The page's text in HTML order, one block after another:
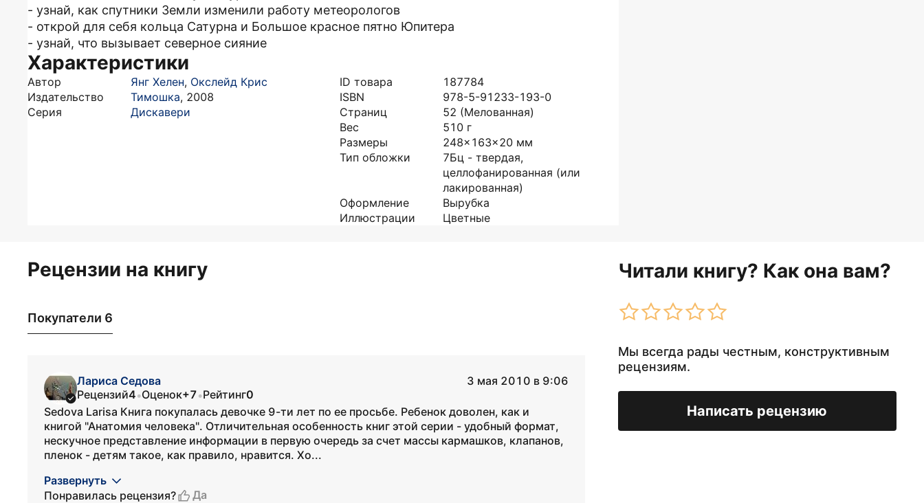
- узнай, как спутники Земли изменили работу метеорологов
- открой для себя кольца Сатурна и Большое красное пятно Юпитера
- узнай, что вызывает северное сияние
Характеристики
Автор Янг Хелен, Окслейд Крис
Издательство
Тимошка, 2008
Серия
Дискавери
ID товара
187784
ISBN
978-5-91233-193-0
Страниц
52 (Мелованная)
Вес
510 г
Размеры
248x163x20 мм
Тип обложки
7Бц - твердая,
целлофанированная (или
лакированная)
Оформление
Вырубка
Иллюстрации
Цветные
Рецензии на книгу Читали книгу? Как она вам?
Мы всегда рады честным, конструктивным
рецензиям.
Написать рецензию
Покупатели 6
Лариса Седова
3 мая 2010 в 9:06
Рецензий4•Оценок+7•Рейтинг0
Sedova Larisa Книга покупалась девочке 9-ти лет по ее просьбе. Ребенок доволен, как и
книгой "Анатомия человека". Отличительная особенность книг этой серии - удобный формат,
нескучное представление информации в первую очередь за счет массы кармашков, клапанов,
пленок - детям такое, как правило, нравится. Хо...
Развернуть
Понравилась рецензия?
Да